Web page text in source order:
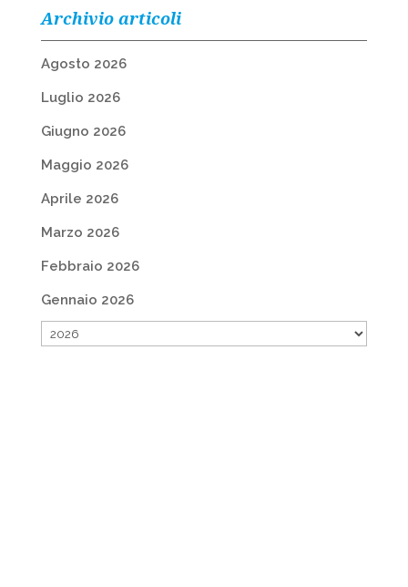
Archivio articoli
Agosto 2026
Luglio 2026
Giugno 2026
Maggio 2026
Aprile 2026
Marzo 2026
Febbraio 2026
Gennaio 2026